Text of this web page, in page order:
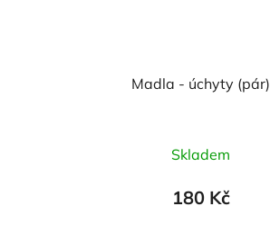
Madla - úchyty (pár)
hodnocení
produktu
Skladem
180 Kč